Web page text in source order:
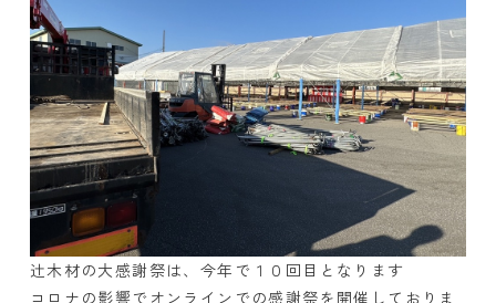
辻木材の大感謝祭は、今年で１０回目となります
コロナの影響でオンラインでの感謝祭を開催しておりま